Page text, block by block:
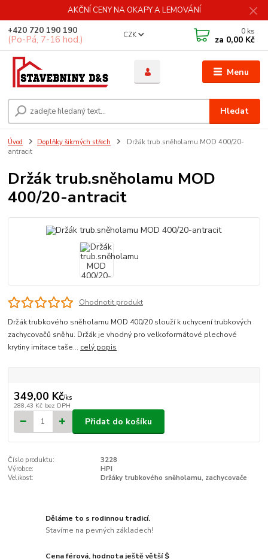
AKČNÍ CENY NA OKAPY A LEMOVÁNÍ
Menu
CZK
Hledat
+420 720 190 190
(Po-Pá, 7-16 hod.)
0 ks
za 0,00 Kč
Úvod Doplňky šikmých střech
Držák trub.sněholamu MOD 400/20-
antracit
Držák trub.sněholamu MOD
400/20-antracit
Ohodnotit produkt
Držák trubkového sněholamu MOD 400/20 slouží k uchycení trubkových
zachycovačů sněhu. Držák je vhodný pro velkoformátové plechové
krytiny imitace taše... celý popis
349,00 Kč/ks
288,43 Kč bez DPH
Přidat do košíku
Číslo produktu:
3228
Výrobce:
HPI
Velikost:
Držáky trubkového sněholamu, zachycovače
Děláme to s rodinnou tradicí.
Stavíme na pevných základech!
Cena férová, hodnota ještě větší $